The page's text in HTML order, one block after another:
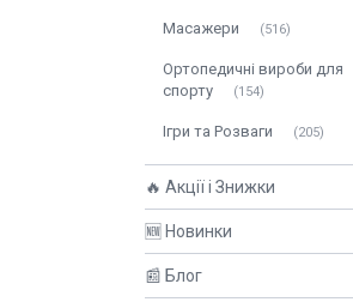
Масажери 516
Ортопедичні вироби для
спорту
154
Ігри та Розваги 205
🔥 Акції і Знижки
🆕 Новинки
📰 Блог